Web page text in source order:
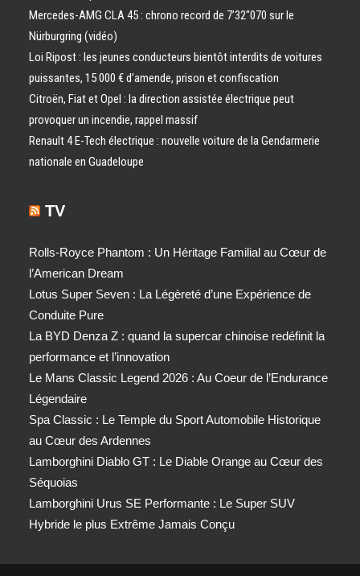
Mercedes-AMG CLA 45 : chrono record de 7’32″070 sur le
Nürburgring (vidéo)
Loi Ripost : les jeunes conducteurs bientôt interdits de voitures
puissantes, 15 000 € d’amende, prison et confiscation
Citroën, Fiat et Opel : la direction assistée électrique peut
provoquer un incendie, rappel massif
Renault 4 E-Tech électrique : nouvelle voiture de la Gendarmerie
nationale en Guadeloupe
TV
Rolls-Royce Phantom : Un Héritage Familial au Cœur de
l’American Dream
Lotus Super Seven : La Légèreté d’une Expérience de
Conduite Pure
La BYD Denza Z : quand la supercar chinoise redéfinit la
performance et l’innovation
Le Mans Classic Legend 2026 : Au Coeur de l’Endurance
Légendaire
Spa Classic : Le Temple du Sport Automobile Historique
au Cœur des Ardennes
Lamborghini Diablo GT : Le Diable Orange au Cœur des
Séquoias
Lamborghini Urus SE Performante : Le Super SUV
Hybride le plus Extrême Jamais Conçu